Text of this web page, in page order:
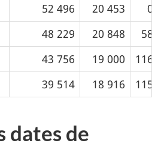
52 496 20 453
0
48 229 20 848
58
43 756 19 000
116
39 514 18 916 115
dates de